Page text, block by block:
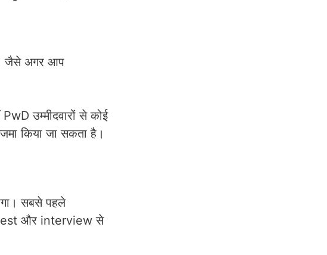
जैसे अगर आप
उम्मीदवारों से कोई
किया जा सकता है।
सबसे पहले
test और interview से